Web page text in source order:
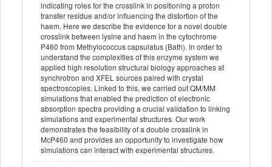
indicating roles for the crosslink in positioning a proton
transfer residue and/or influencing the distortion of the
haem. Here we describe the evidence for a novel double
crosslink between lysine and haem in the cytochrome
P460 from Methylococcus capsulatus (Bath). In order to
understand the complexities of this enzyme system we
applied high resolution structural biology approaches at
synchrotron and XFEL sources paired with crystal
spectroscopies. Linked to this, we carried out QM/MM
simulations that enabled the prediction of electronic
absorption spectra providing a crucial validation to linking
simulations and experimental structures. Our work
demonstrates the feasibility of a double crosslink in
McP460 and provides an opportunity to investigate how
simulations can interact with experimental structures.